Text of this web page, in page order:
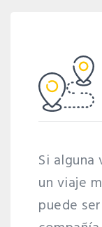
Si
un viaje
puede